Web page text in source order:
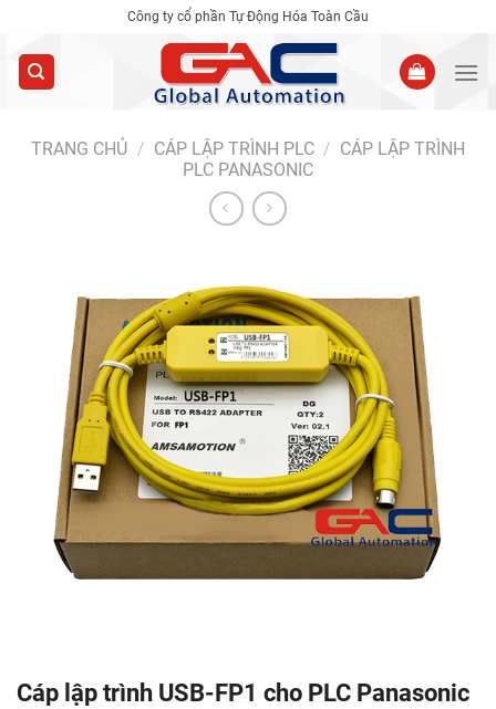
content
Công ty cổ phần Tự Động Hóa Toàn Cầu
TRANG CHỦ / CÁP LẬP TRÌNH PLC / CÁP LẬP TRÌNH
PLC PANASONIC
Cáp lập trình USB-FP1 cho PLC Panasonic